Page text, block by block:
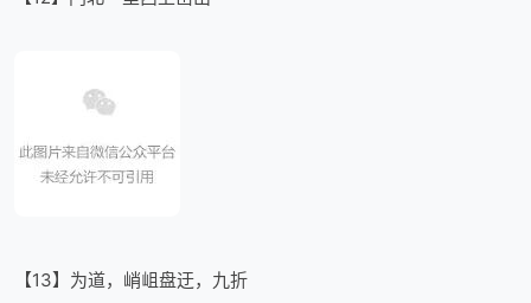
【13】为道，峭岨盘迂，九折